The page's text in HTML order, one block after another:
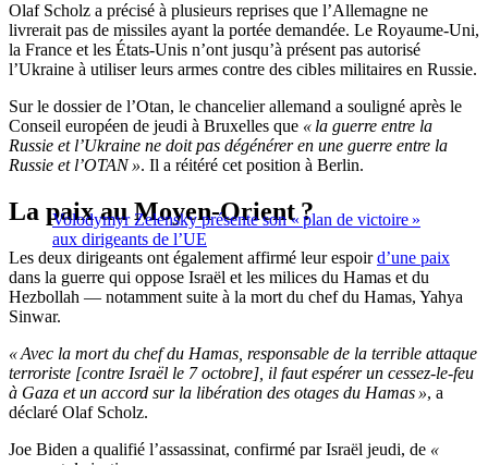
Olaf Scholz a précisé à plusieurs reprises que l’Allemagne ne
livrerait pas de missiles ayant la portée demandée. Le Royaume-Uni,
la France et les États-Unis n’ont jusqu’à présent pas autorisé
l’Ukraine à utiliser leurs armes contre des cibles militaires en Russie.
Sur le dossier de l’Otan, le chancelier allemand a souligné après le
Conseil européen de jeudi à Bruxelles que « la guerre entre la
Russie et l’Ukraine ne doit pas dégénérer en une guerre entre la
Russie et l’OTAN ». Il a réitéré cet position à Berlin.
Volodymyr Zelensky présente son « plan de victoire »
aux dirigeants de l’UE
La paix au Moyen-Orient ?
Les deux dirigeants ont également affirmé leur espoird’une paix
dans la guerre qui oppose Israël et les milices du Hamas et du
Hezbollah — notamment suite à la mort du chef du Hamas, Yahya
Sinwar.
« Avec la mort du chef du Hamas, responsable de la terrible attaque
terroriste [contre Israël le 7 octobre], il faut espérer un cessez-le-feu
à Gaza et un accord sur la libération des otages du Hamas », a
déclaré Olaf Scholz.
Joe Biden a qualifié l’assassinat, confirmé par Israël jeudi, de «